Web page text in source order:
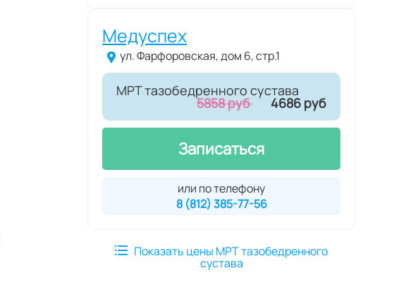
Медуспех
ул. Фарфоровская, дом 6, стр.1
МРТ тазобедренного сустава
5858 руб 4686 руб
Записаться
или по телефону
8 (812) 385-77-56
Показать цены МРТ тазобедренного
сустава